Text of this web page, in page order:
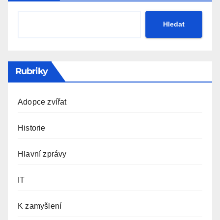
Hledat
Rubriky
Adopce zvířat
Historie
Hlavní zprávy
IT
K zamyšlení